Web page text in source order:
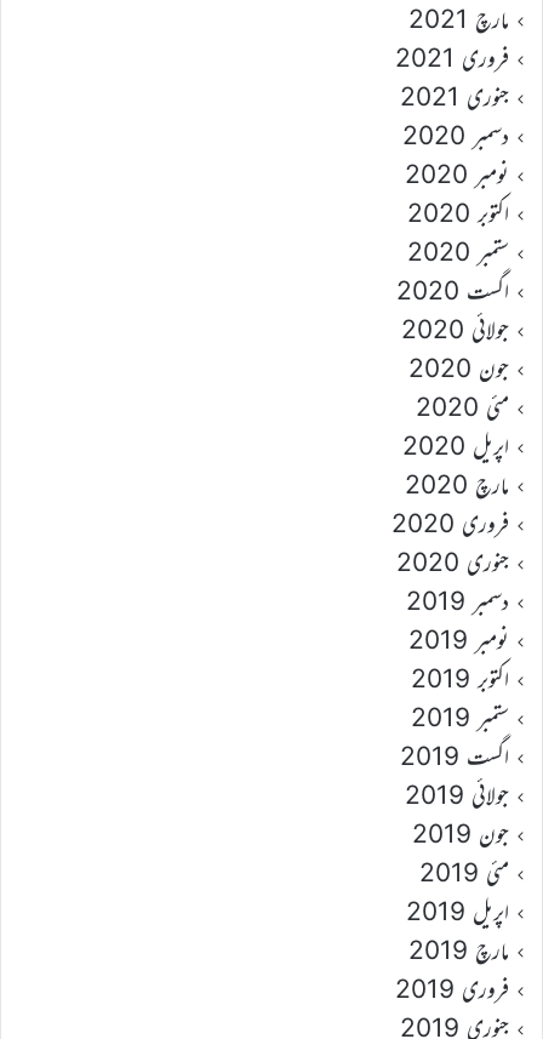
مارچ 2021
فروری 2021
جنوری 2021
دسمبر 2020
نومبر 2020
اکتوبر 2020
ستمبر 2020
اگست 2020
جولائی 2020
جون 2020
مئی 2020
اپریل 2020
مارچ 2020
فروری 2020
جنوری 2020
دسمبر 2019
نومبر 2019
اکتوبر 2019
ستمبر 2019
اگست 2019
جولائی 2019
جون 2019
مئی 2019
اپریل 2019
مارچ 2019
فروری 2019
جنوری 2019